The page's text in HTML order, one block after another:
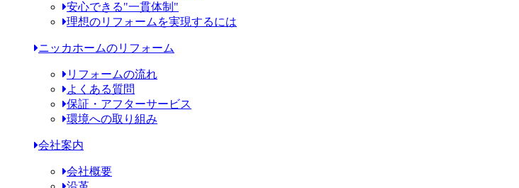
安心できる"一貫体制"
理想のリフォームを実現するには
ニッカホームのリフォーム
リフォームの流れ
よくある質問
保証・アフターサービス
環境への取り組み
会社案内
会社概要